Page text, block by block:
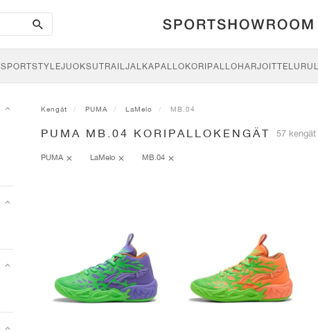
search-
btn
SPORTSTYLEJUOKSUTRAILJALKAPALLOKORIPALLOHARJOITTELU
Kengät PUMA LaMelo MB.04
PUMA MB.04 KORIPALLOKENGÄT 57 kengät
PUMA LaMelo MB.04